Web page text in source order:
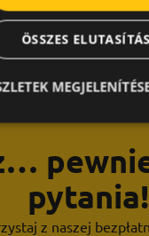
pytania!
z naszej
ÖSSZES